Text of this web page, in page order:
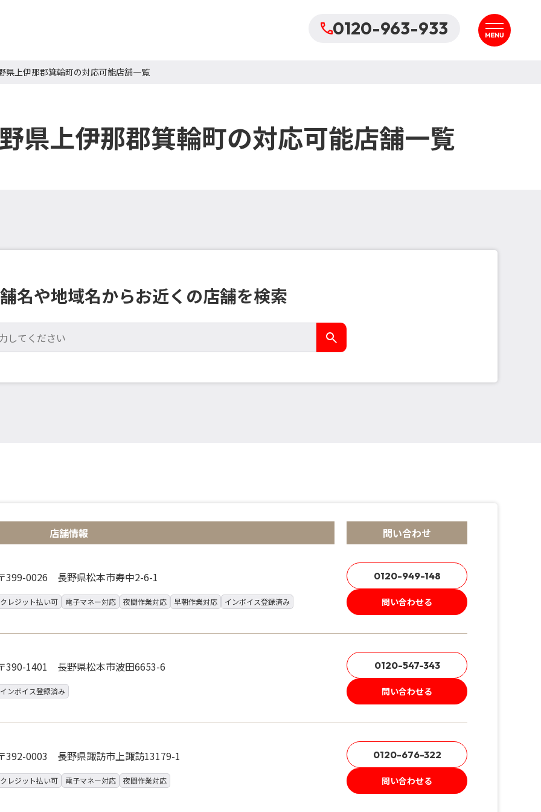
0120-963-933
県上伊那郡箕輪町の対応可能店舗一覧
県上伊那郡箕輪町の対応可能店舗一覧
名や地域名からお近くの店舗を検索
店舗情報 問い合わせ
399-0026 長野県松本市寿中2-6-1
クレジット払い可 電子マネー対応 夜間作業対応 早朝作業対応 インボイス登録済み
0120-949-148
問い合わせる
390-1401 長野県松本市波田6653-6
インボイス登録済み
0120-547-343
問い合わせる
392-0003 長野県諏訪市上諏訪13179-1
クレジット払い可 電子マネー対応 夜間作業対応
0120-676-322
問い合わせる